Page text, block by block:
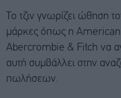
Το τζιν γνωρίζει ώθηση
μάρκες όπως η American
Abercrombie & Fitch να
αυτή συμβάλλει στην
πωλήσεων.